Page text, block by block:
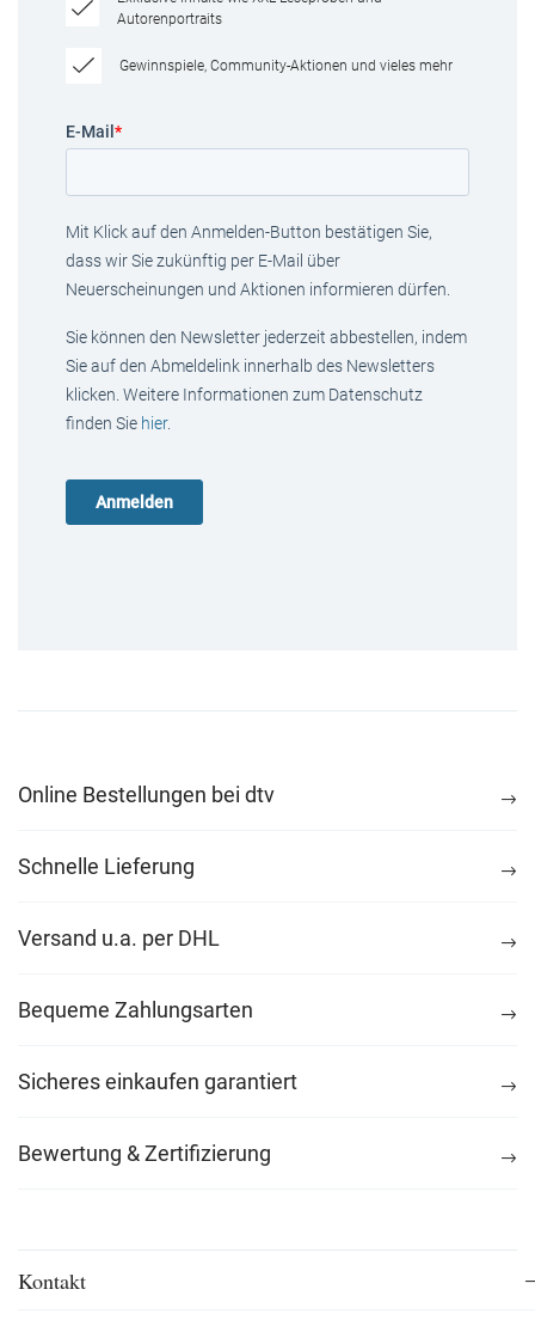
Autorenportraits
Gewinnspiele, Community-Aktionen und vieles mehr
E-Mail *
Mit Klick auf den Anmelden-Button bestätigen Sie,
dass wir Sie zukünftig per E-Mail über
Neuerscheinungen und Aktionen informieren dürfen.
Sie können den Newsletter jederzeit abbestellen, indem
Sie auf den Abmeldelink innerhalb des Newsletters
klicken. Weitere Informationen zum Datenschutz
finden Sie hier.
Online Bestellungen bei dtv
Schnelle Lieferung
Versand u.a. per DHL
Bequeme Zahlungsarten
Sicheres einkaufen garantiert
Bewertung & Zertifizierung
Kontakt